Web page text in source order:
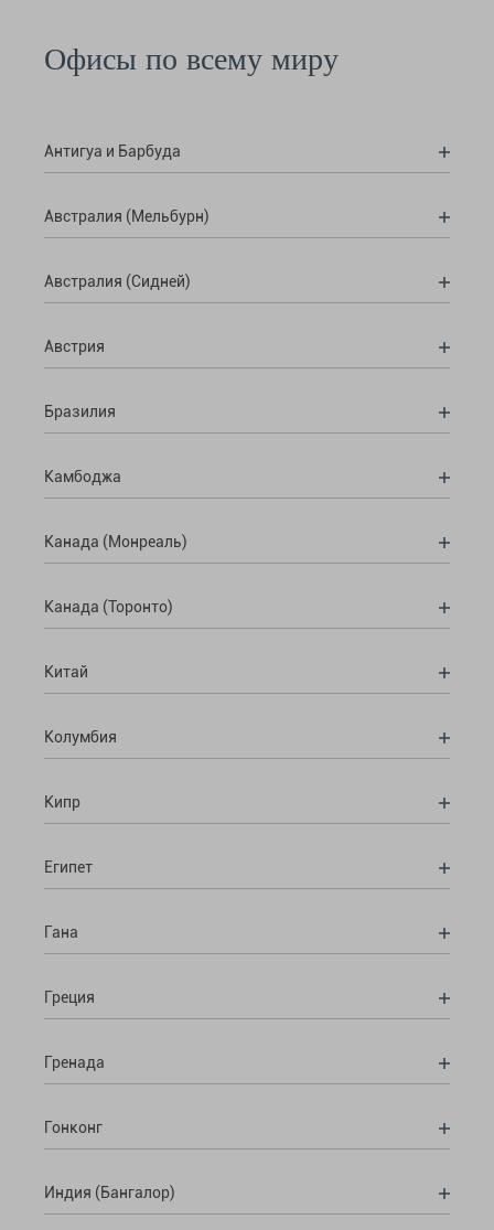
Офисы по всему миру
Антигуа и Барбуда
Австралия (Мельбурн)
Австралия (Сидней)
Австрия
Бразилия
Камбоджа
Канада (Монреаль)
Канада (Торонто)
Китай
Колумбия
Кипр
Египет
Гана
Греция
Гренада
Гонконг
Индия (Бангалор)